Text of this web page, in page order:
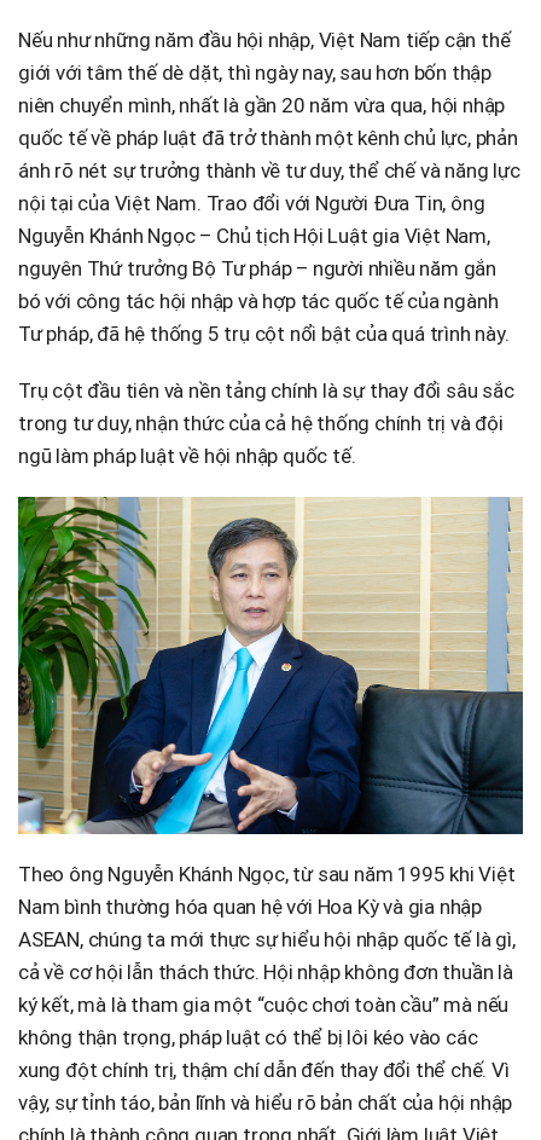
Nếu như những năm đầu hội nhập, Việt Nam tiếp cận thế
giới với tâm thế dè dặt, thì ngày nay, sau hơn bốn thập
niên chuyển mình, nhất là gần 20 năm vừa qua, hội nhập
quốc tế về pháp luật đã trở thành một kênh chủ lực, phản
ánh rõ nét sự trưởng thành về tư duy, thể chế và năng lực
nội tại của Việt Nam. Trao đổi với Người Đưa Tin, ông
Nguyễn Khánh Ngọc – Chủ tịch Hội Luật gia Việt Nam,
nguyên Thứ trưởng Bộ Tư pháp – người nhiều năm gắn
bó với công tác hội nhập và hợp tác quốc tế của ngành
Tư pháp, đã hệ thống 5 trụ cột nổi bật của quá trình này.
Trụ cột đầu tiên và nền tảng chính là sự thay đổi sâu sắc
trong tư duy, nhận thức của cả hệ thống chính trị và đội
ngũ làm pháp luật về hội nhập quốc tế.
Theo ông Nguyễn Khánh Ngọc, từ sau năm 1995 khi Việt
Nam bình thường hóa quan hệ với Hoa Kỳ và gia nhập
ASEAN, chúng ta mới thực sự hiểu hội nhập quốc tế là gì,
cả về cơ hội lẫn thách thức. Hội nhập không đơn thuần là
ký kết, mà là tham gia một “cuộc chơi toàn cầu” mà nếu
không thận trọng, pháp luật có thể bị lôi kéo vào các
xung đột chính trị, thậm chí dẫn đến thay đổi thể chế. Vì
vậy, sự tỉnh táo, bản lĩnh và hiểu rõ bản chất của hội nhập
chính là thành công quan trọng nhất. Giới làm luật Việt